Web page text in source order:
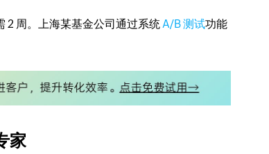
2 周。上海某基金公司通过系统A/B 测试功能
家